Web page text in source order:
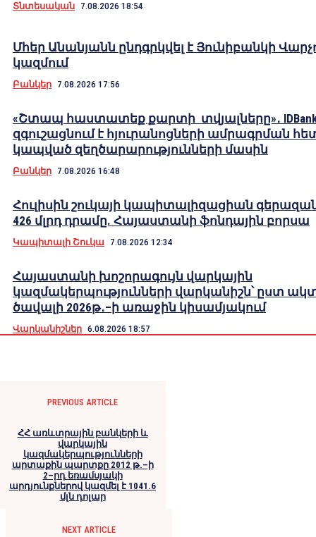
Տնտեսական 7.08.2026 18:54
Մհեր Անանյանն ընդգրկվել է Յունիբանկի
կազմում
Բանկեր 7.08.2026 17:56
«Շտապ հաստատեք քարտի տվյալները»․
զգուշացնում է հյուրանոցների ամրագրման
կապված զեղծարարությունների մասին
Բանկեր 7.08.2026 16:48
Հուլիսին շուկայի կապիտալիզացիան
426 մլրդ դրամը. Հայաստանի ֆոնդային բորսա
Կապիտալի Շուկա 7.08.2026 12:34
Հայաստանի խոշորագույն վարկային
կազմակերպությունների վարկանիշն՝ ըստ
ծավալի 2026թ․–ի առաջին կիսամյակում
Վարկանիշներ 6.08.2026 18:57
PREVIOUS ARTICLE
ՀՀ առևտրային բանկերի և
վարկային
կազմակերպությունների
արտաքին պարտքը 2012 թ.–ի
2–րդ եռամսյակի
արդյունքներով կազմել է 1041.6
մլն դոլար
NEXT ARTICLE